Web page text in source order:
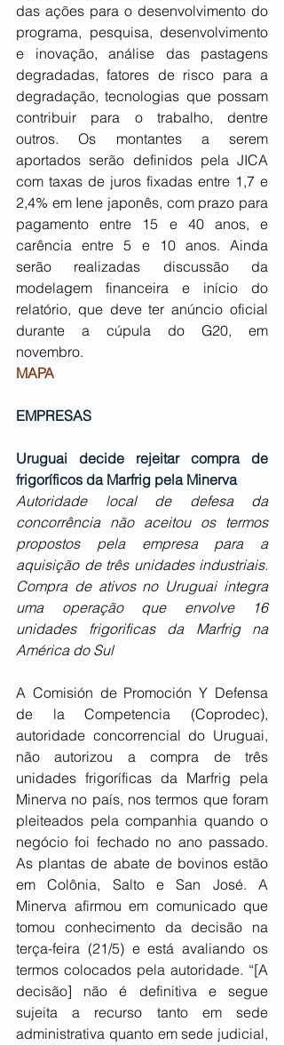
das ações para o desenvolvimento do
programa, pesquisa, desenvolvimento
e inovação, análise das pastagens
degradadas, fatores de risco para a
degradação, tecnologias que possam
contribuir para o trabalho, dentre
outros. Os montantes a serem
aportados serão definidos pela JICA
com taxas de juros fixadas entre 1,7 e
2,4% em Iene japonês, com prazo para
pagamento entre 15 e 40 anos, e
carência entre 5 e 10 anos. Ainda
serão realizadas discussão da
modelagem financeira e início do
relatório, que deve ter anúncio oficial
durante a cúpula do G20, em
novembro.
MAPA
EMPRESAS
Uruguai decide rejeitar compra de
frigoríficos da Marfrig pela Minerva
Autoridade local de defesa da
concorrência não aceitou os termos
propostos pela empresa para a
aquisição de três unidades industriais.
Compra de ativos no Uruguai integra
uma operação que envolve 16
unidades frigorificas da Marfrig na
América do Sul
A Comisión de Promoción Y Defensa
de la Competencia (Coprodec),
autoridade concorrencial do Uruguai,
não autorizou a compra de três
unidades frigoríficas da Marfrig pela
Minerva no país, nos termos que foram
pleiteados pela companhia quando o
negócio foi fechado no ano passado.
As plantas de abate de bovinos estão
em Colônia, Salto e San José. A
Minerva afirmou em comunicado que
tomou conhecimento da decisão na
terça-feira (21/5) e está avaliando os
termos colocados pela autoridade. “[A
decisão] não é definitiva e segue
sujeita a recurso tanto em sede
administrativa quanto em sede judicial,